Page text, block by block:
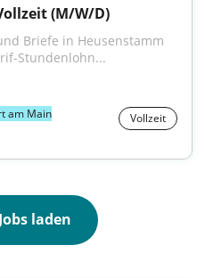
(M/W/D)
Briefe in Heusenstamm
Stundenlohn...
am Main
Vollzeit
laden